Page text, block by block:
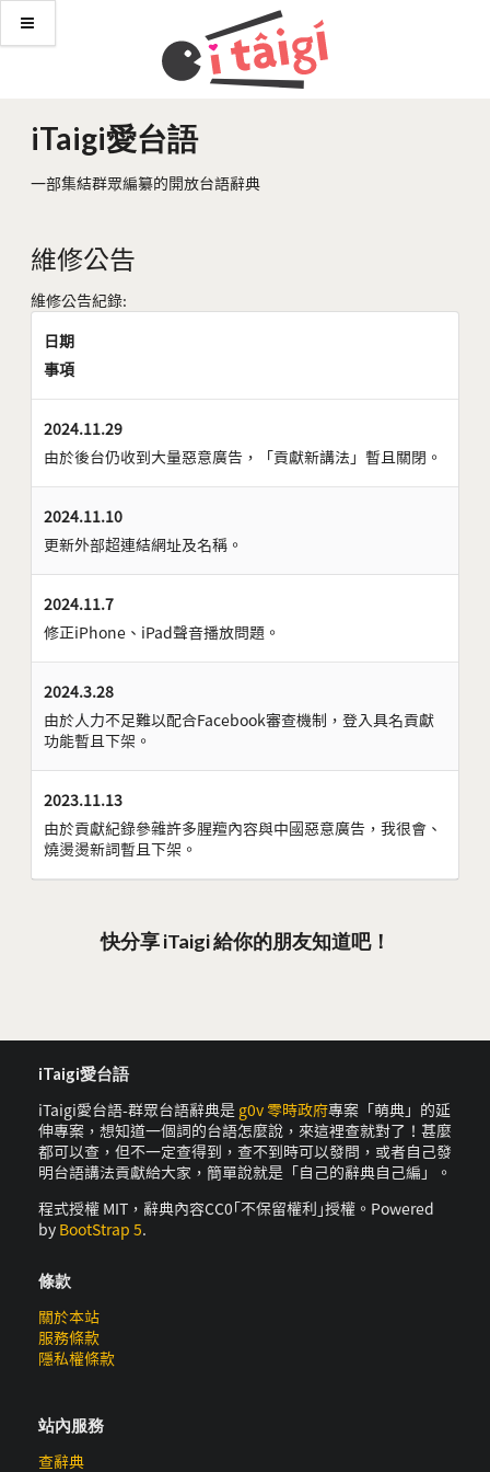
iTaigi愛台語
一部集結群眾編纂的開放台語辭典
維修公告
維修公告紀錄:
日期
事項
2024.11.29
由於後台仍收到大量惡意廣告，「貢獻新講法」暫且關閉。
2024.11.10
更新外部超連結網址及名稱。
2024.11.7
修正iPhone、iPad聲音播放問題。
2024.3.28
由於人力不足難以配合Facebook審查機制，登入具名貢獻
功能暫且下架。
2023.11.13
由於貢獻紀錄參雜許多腥羶內容與中國惡意廣告，我很會、
燒燙燙新詞暫且下架。
快分享 iTaigi 給你的朋友知道吧！
iTaigi愛台語
iTaigi愛台語-群眾台語辭典是 g0v 零時政府專案「萌典」的延
伸專案，想知道一個詞的台語怎麼說，來這裡查就對了！甚麼
都可以查，但不一定查得到，查不到時可以發問，或者自己發
明台語講法貢獻給大家，簡單說就是「自己的辭典自己編」。
程式授權 MIT，辭典內容CC0｢不保留權利｣授權。Powered
by BootStrap 5.
條款
關於本站
服務條款
隱私權條款
站內服務
查辭典